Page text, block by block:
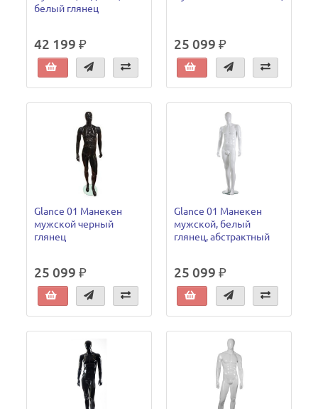
белый глянец
42 199 ₽ 25 099 ₽
Glance 01 Манекен
мужской черный
глянец
25 099 ₽
Glance 01 Манекен
мужской, белый
глянец, абстрактный
25 099 ₽